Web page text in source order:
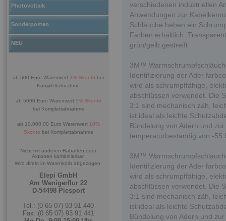
Photovoltaik
Sonderposten
NEU
ab 500 Euro Warenwert 3% Skonto bei
Komplettabnahme
ab 5000 Euro Warenwert 5% Skonto
bei Komplettabnahme
ab 10.000,00 Euro Warenwert 10%
Skonto bei Komplettabnahme
Nicht mit anderen Rabatten oder
Aktionen kombinierbar.
Wird direkt im Warenkorb abgezogen.
Elepi GmbH
Am Wenigerflur 22
D-54498 Piesport
Tel.: (0 65 07) 93 91 440
Fax: (0 65 07) 93 91 441
verschiedenen industriellen
Anwendungen zur
Schläuche haben ein
Farben erhältlich:
grün/gelb gestreift.
3M™
Identifizierung der Ader
wird als schrumpffähige,
abschlüssen verwendet. Die
3:1 sind mechanisch zäh,
ist ideal als leichte
Bündelung von Adern und
temperaturbeständig von -55
3M™
Identifizierung der Ader
wird als schrumpffähige,
abschlüssen verwendet. Die
3:1 sind mechanisch zäh,
ist ideal als leichte
Bündelung von Adern und